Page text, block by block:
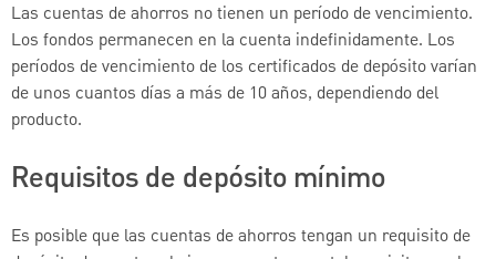
Las cuentas de ahorros no tienen un período de vencimiento.
Los fondos permanecen en la cuenta indefinidamente. Los
períodos de vencimiento de los certificados de depósito varían
de unos cuantos días a más de 10 años, dependiendo del
producto.
Requisitos de depósito mínimo
Es posible que las cuentas de ahorros tengan un requisito de